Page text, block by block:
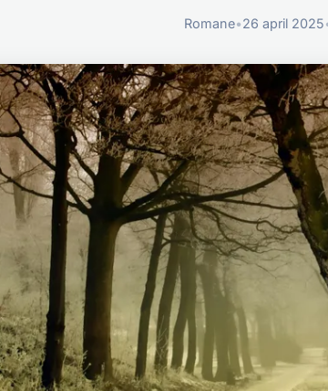
Romane•26 april 2025